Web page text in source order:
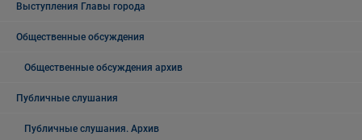
Выступления Главы города
Общественные обсуждения
Общественные обсуждения архив
Публичные слушания
Публичные слушания. Архив